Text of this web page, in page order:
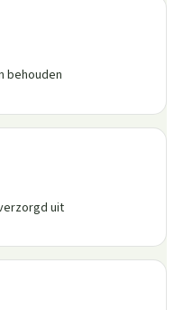
behouden
uit